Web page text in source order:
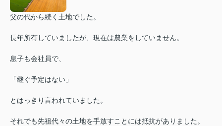
父の代から続く土地でした。
長年所有していましたが、現在は農業をしていません。
息子も会社員で、
「継ぐ予定はない」
とはっきり言われていました。
それでも先祖代々の土地を手放すことには抵抗がありました。